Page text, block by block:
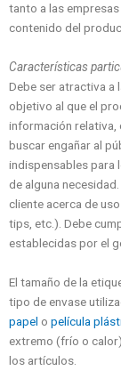
tanto a las
contenido del
Características
Debe ser atractiva a
objetivo al que el
información relativa,
buscar engañar al
indispensables para
de alguna
cliente acerca de
tips, etc.). Debe
establecidas por el
El tamaño de la
tipo de envase
papel o película
extremo (frío o
los artículos.